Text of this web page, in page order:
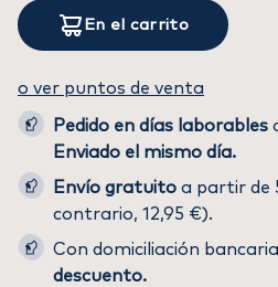
En el carrito
o ver puntos de venta
Pedido en días laborables
Enviado el mismo día.
Envío gratuito a partir de
contrario, 12,95 €).
Con domiciliación
descuento.